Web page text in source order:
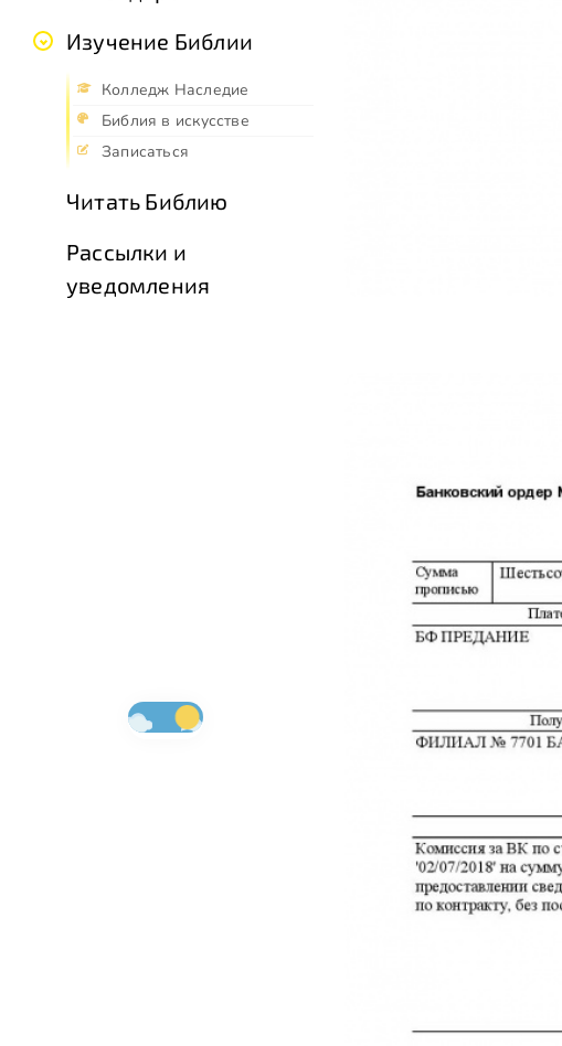
Изучение Библии
Колледж Наследие
Библия в искусстве
Записаться
Читать Библию
Рассылки и
уведомления